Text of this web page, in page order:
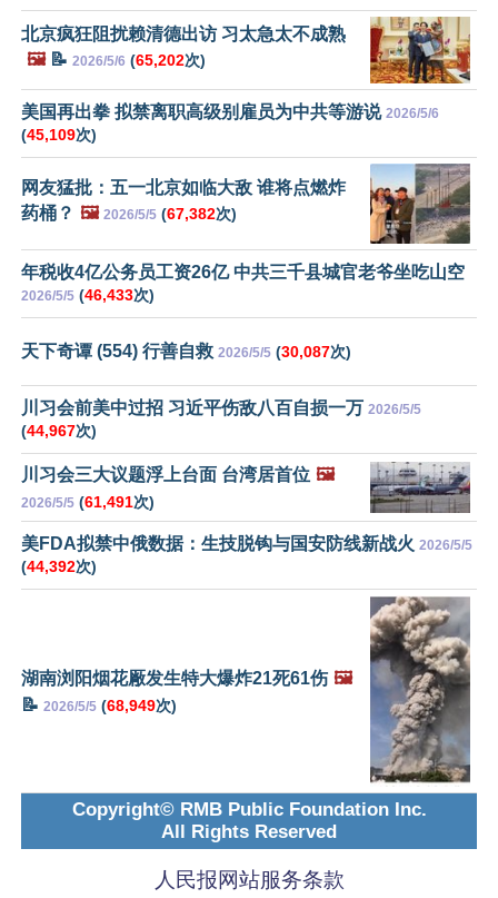
北京疯狂阻扰赖清德出访 习太急太不成熟
🖼️📝 2026/5/6 (65,202次)
美国再出拳 拟禁离职高级别雇员为中共等游说 2026/5/6
(45,109次)
网友猛批：五一北京如临大敌 谁将点燃炸
药桶？ 🖼️ 2026/5/5 (67,382次)
年税收4亿公务员工资26亿 中共三千县城官老爷坐吃山空
2026/5/5 (46,433次)
天下奇谭 (554) 行善自救 2026/5/5 (30,087次)
川习会前美中过招 习近平伤敌八百自损一万 2026/5/5
(44,967次)
川习会三大议题浮上台面 台湾居首位 🖼️
2026/5/5 (61,491次)
美FDA拟禁中俄数据：生技脱钩与国安防线新战火 2026/5/5
(44,392次)
湖南浏阳烟花厰发生特大爆炸21死61伤 🖼️
📝 2026/5/5 (68,949次)
Copyright© RMB Public Foundation Inc.
All Rights Reserved
人民报网站服务条款